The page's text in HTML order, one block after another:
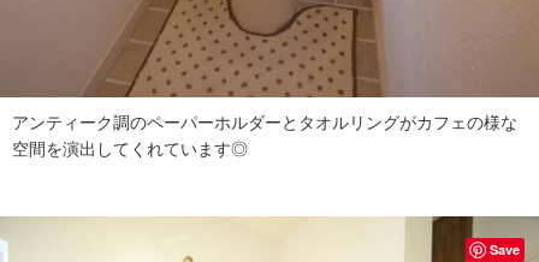
アンティーク調のペーパーホルダーとタオルリングがカフェの様な
空間を演出してくれています◎
Save